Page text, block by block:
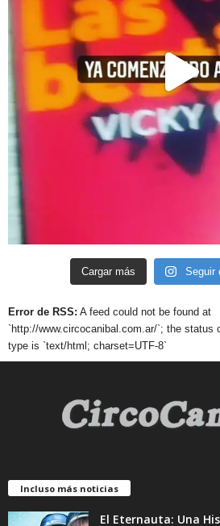
Cargar más Seguir
Error de RSS: A feed could not be found at
`http://www.circocanibal.com.ar/`; the status
type is `text/html; charset=UTF-8`
Incluso más noticias
El Eternauta: Una